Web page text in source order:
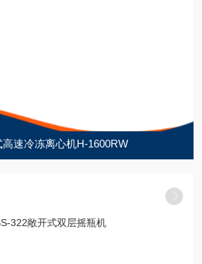
速冷冻离心机H-1600RW